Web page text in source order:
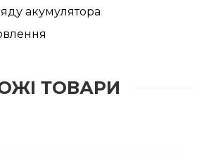
акумулятора
ТОВАРИ